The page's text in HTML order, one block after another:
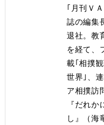
｢月刊Ｖ
誌の編集
退社。教
を経て、
載｢相撲
世界｣、
ア相撲訪
『だれ
し』（海